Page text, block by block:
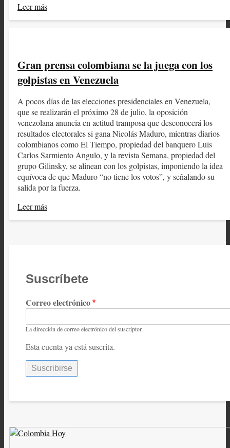
Leer más
Gran prensa colombiana se la juega con los
golpistas en Venezuela
A pocos días de las elecciones presidenciales en Venezuela,
que se realizarán el próximo 28 de julio, la oposición
venezolana anuncia en actitud tramposa que desconocerá los
resultados electorales si gana Nicolás Maduro, mientras diarios
colombianos como El Tiempo, propiedad del banquero Luis
Carlos Sarmiento Angulo, y la revista Semana, propiedad del
grupo Gilinsky, se alinean con los golpistas, imponiendo la idea
equívoca de que Maduro “no tiene los votos”, y señalando su
salida por la fuerza.
Leer más
Suscríbete
Correo electrónico
La dirección de correo electrónico del suscriptor.
Esta cuenta ya está suscrita.